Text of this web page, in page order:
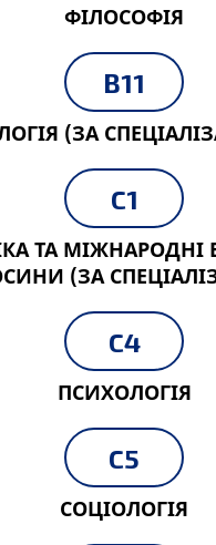
ФІЛОСОФІЯ
B11
(ЗА
C1
ТА МІЖНАРОДНІ
(ЗА
C4
ПСИХОЛОГІЯ
C5
СОЦІОЛОГІЯ